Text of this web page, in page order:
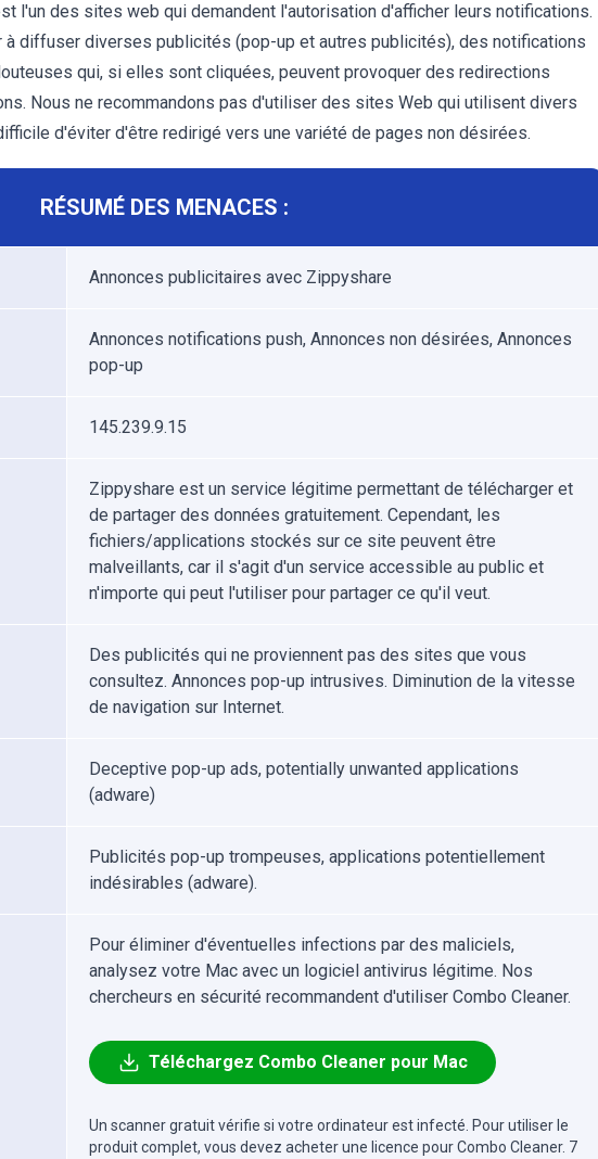
l'un des sites web qui demandent l'autorisation d'afficher leurs notifications.
à diffuser diverses publicités (pop-up et autres publicités), des notifications
qui, si elles sont cliquées, peuvent provoquer des redirections
Nous ne recommandons pas d'utiliser des sites Web qui utilisent divers
d'éviter d'être redirigé vers une variété de pages non désirées.
RÉSUMÉ DES MENACES :
Annonces publicitaires avec Zippyshare
Annonces notifications push, Annonces non désirées, Annonces
pop-up
145.239.9.15
Zippyshare est un service légitime permettant de télécharger et
de partager des données gratuitement. Cependant, les
fichiers/applications stockés sur ce site peuvent être
malveillants, car il s'agit d'un service accessible au public et
n'importe qui peut l'utiliser pour partager ce qu'il veut.
Des publicités qui ne proviennent pas des sites que vous
consultez. Annonces pop-up intrusives. Diminution de la vitesse
de navigation sur Internet.
Deceptive pop-up ads, potentially unwanted applications
(adware)
Publicités pop-up trompeuses, applications potentiellement
indésirables (adware).
Pour éliminer d'éventuelles infections par des maliciels,
analysez votre Mac avec un logiciel antivirus légitime. Nos
chercheurs en sécurité recommandent d'utiliser Combo Cleaner.
Téléchargez Combo Cleaner pour Mac
Un scanner gratuit vérifie si votre ordinateur est infecté. Pour utiliser le
produit complet, vous devez acheter une licence pour Combo Cleaner. 7